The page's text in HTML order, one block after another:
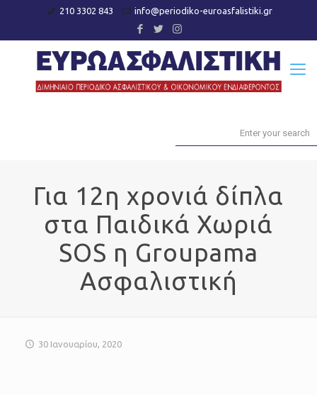
210 3302 843 info@periodiko-euroasfalistiki.gr
Για 12η χρoνιά δίπλα
στα Παιδικά Χωριά
SOS η Groupama
Ασφαλιστική
30 Ιανουαρίου, 2020